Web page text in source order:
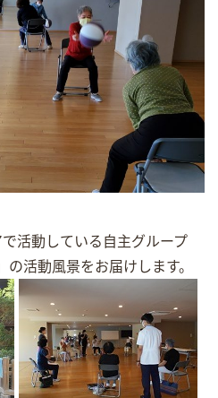
活動している自主グループ
活動風景をお届けします。